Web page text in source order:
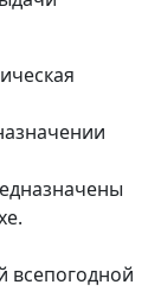
всепогодной